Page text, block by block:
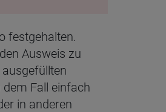
festgehalten.
Ausweis zu
Fall einfach
in anderen